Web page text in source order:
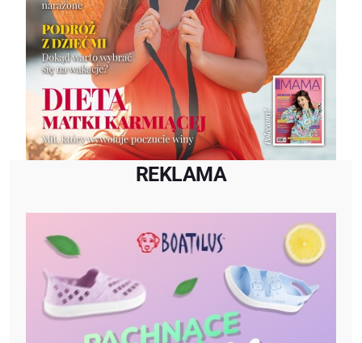
REKLAMA